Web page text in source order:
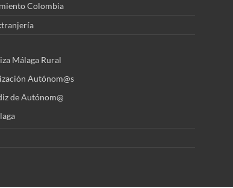
Colombia
Málaga Rural
Autónom@s
de Autónom@